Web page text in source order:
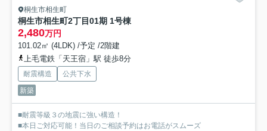
桐生市相生町
桐生市相生町2丁目01期 1号棟
2,480万円
101.02㎡ (4LDK) /予定 /2階建
上毛電鉄「天王宿」駅 徒歩8分
耐震構造
公共下水
新築
■耐震等級３の地震に強い構造！
■本日ご対応可能！当日のご相談予約はお電話がスムーズ